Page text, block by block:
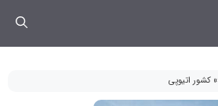
» کشور اتیوپی